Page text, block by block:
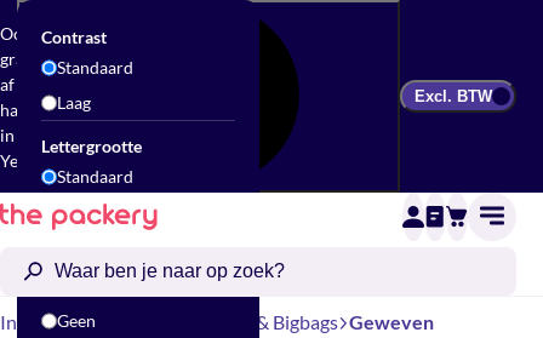
Ook
gratis
af te
halen
in
Yerseke
Contrast
Standaard
Laag
Lettergrootte
Standaard
Groot
Geen
Excl. BTW
Inpakbenodigdheden Zakken & Bigbags Geweven